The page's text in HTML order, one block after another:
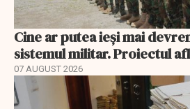
Cine ar putea ieși mai
sistemul militar. Proiectul
07 AUGUST 2026